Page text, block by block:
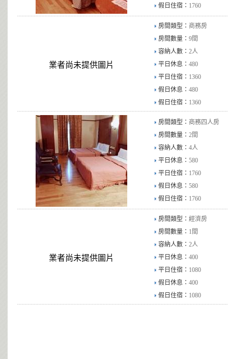
假日住宿： 1760
業者尚未提供圖片
房間類型： 商務房
房間數量： 9間
容納人數： 2人
平日休息： 480
平日住宿： 1360
假日休息： 480
假日住宿： 1360
房間類型： 商務四人房
房間數量： 2間
容納人數： 4人
平日休息： 580
平日住宿： 1760
假日休息： 580
假日住宿： 1760
業者尚未提供圖片
房間類型： 經濟房
房間數量： 1間
容納人數： 2人
平日休息： 400
平日住宿： 1080
假日休息： 400
假日住宿： 1080